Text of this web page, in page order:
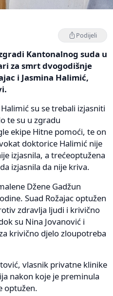
Podijeli
Kantonalnog suda u
za smrt dvogodišnje
i Jasmina Halimić,
su se trebali izjasniti
te su u zgradu
ekipe Hitne pomoći, te on
doktorice Halimić nije
izjasnila, a trećeoptužena
izjasnila da nije kriva.
Džene Gadžun
Suad Rožajac optužen
zdravlja ljudi i krivično
su Nina Jovanović i
krivično djelo zloupotreba
vlasnik privatne klinike
nakon koje je preminula
optužen.